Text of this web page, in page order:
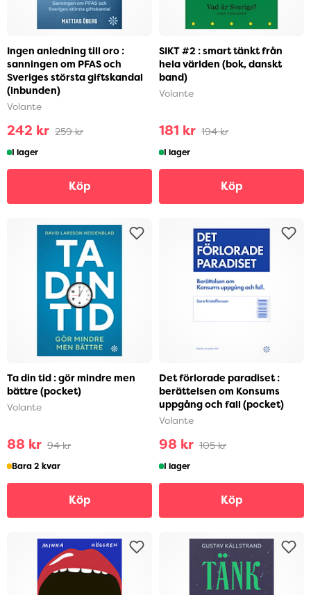
Ingen anledning till oro :
sanningen om PFAS och
Sveriges största giftskandal
(inbunden)
Volante
242 kr 259 kr
I lager
Köp
SIKT #2 : smart tänkt från
hela världen (bok, danskt
band)
Volante
181 kr 194 kr
I lager
Köp
Ta din tid : gör mindre men
bättre (pocket)
Volante
88 kr 94 kr
Bara 2 kvar
Köp
Det förlorade paradiset :
berättelsen om Konsums
uppgång och fall (pocket)
Volante
98 kr 105 kr
I lager
Köp